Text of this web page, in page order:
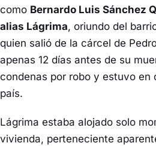
como Bernardo Luis Sánchez
alias Lágrima, oriundo del
quien salió de la cárcel de
apenas 12 días antes de su
condenas por robo y estuvo en
país.
Lágrima estaba alojado solo
vivienda, perteneciente